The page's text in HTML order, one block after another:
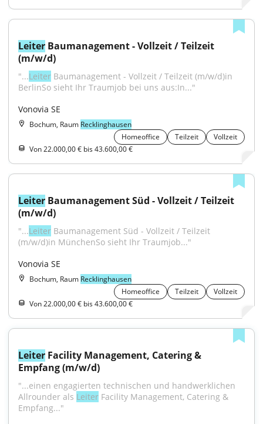
Leiter Baumanagement - Vollzeit / Teilzeit
(m/w/d)
"...Leiter Baumanagement - Vollzeit / Teilzeit (m/w/d)in
BerlinSo sieht Ihr Traumjob bei uns aus:In..."
Vonovia SE
Bochum, Raum Recklinghausen
Homeoffice
Teilzeit
Vollzeit
Von 22.000,00 € bis 43.600,00 €
Leiter Baumanagement Süd - Vollzeit / Teilzeit
(m/w/d)
"...Leiter Baumanagement Süd - Vollzeit / Teilzeit
(m/w/d)in MünchenSo sieht Ihr Traumjob..."
Vonovia SE
Bochum, Raum Recklinghausen
Homeoffice
Teilzeit
Vollzeit
Von 22.000,00 € bis 43.600,00 €
Leiter Facility Management, Catering &
Empfang (m/w/d)
"...einen engagierten technischen und handwerklichen
Allrounder als Leiter Facility Management, Catering &
Empfang..."